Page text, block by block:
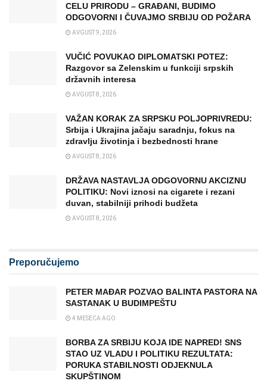
CELU PRIRODU – GRAĐANI, BUDIMO
ODGOVORNI I ČUVAJMO SRBIJU OD POŽARA
AVGUST 9, 2026
VUČIĆ POVUKAO DIPLOMATSKI POTEZ:
Razgovor sa Zelenskim u funkciji srpskih
državnih interesa
AVGUST 8, 2026
VAŽAN KORAK ZA SRPSKU POLJOPRIVREDU:
Srbija i Ukrajina jačaju saradnju, fokus na
zdravlju životinja i bezbednosti hrane
AVGUST 8, 2026
DRŽAVA NASTAVLJA ODGOVORNU AKCIZNU
POLITIKU: Novi iznosi na cigarete i rezani
duvan, stabilniji prihodi budžeta
AVGUST 8, 2026
Preporučujemo
PETER MAĐAR POZVAO BALINTA PASTORA NA
SASTANAK U BUDIMPEŠTU
4 MESECA AGO
BORBA ZA SRBIJU KOJA IDE NAPRED! SNS
STAO UZ VLADU I POLITIKU REZULTATA:
PORUKA STABILNOSTI ODJEKNULA
SKUPŠTINOM